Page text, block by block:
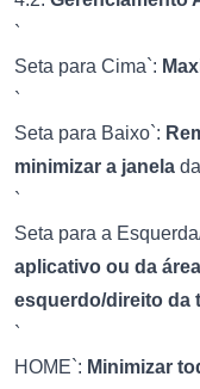
`
Seta para Cima`:
`
Seta para Baixo`:
minimizar a janela
`
Seta para a
aplicativo ou da
esquerdo/direito da
`
HOME`: Minimizar